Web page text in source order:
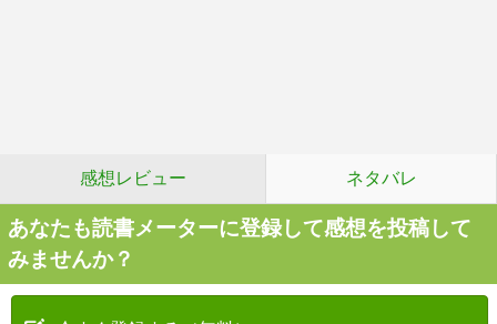
感想レビュー ネタバレ
あなたも読書メーターに登録して感想を投稿して
みませんか？